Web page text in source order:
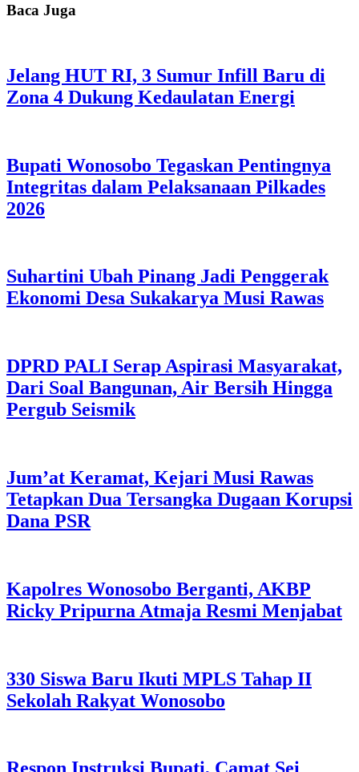
Baca Juga
Jelang HUT RI, 3 Sumur Infill Baru di
Zona 4 Dukung Kedaulatan Energi
Bupati Wonosobo Tegaskan Pentingnya
Integritas dalam Pelaksanaan Pilkades
2026
Suhartini Ubah Pinang Jadi Penggerak
Ekonomi Desa Sukakarya Musi Rawas
DPRD PALI Serap Aspirasi Masyarakat,
Dari Soal Bangunan, Air Bersih Hingga
Pergub Seismik
Jum’at Keramat, Kejari Musi Rawas
Tetapkan Dua Tersangka Dugaan Korupsi
Dana PSR
Kapolres Wonosobo Berganti, AKBP
Ricky Pripurna Atmaja Resmi Menjabat
330 Siswa Baru Ikuti MPLS Tahap II
Sekolah Rakyat Wonosobo